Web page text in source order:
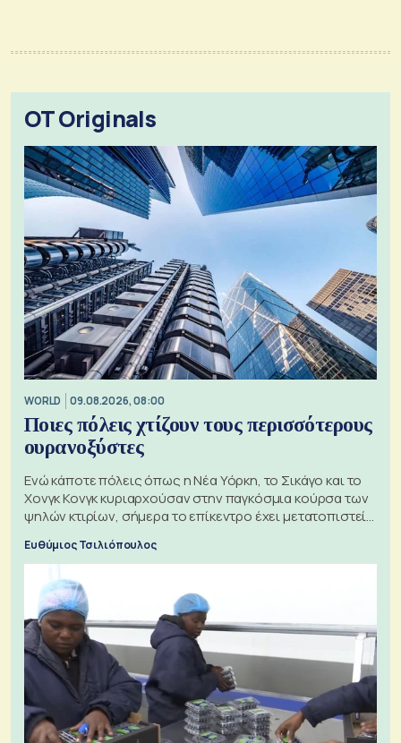
OT Originals
WORLD 09.08.2026, 08:00
Ποιες πόλεις χτίζουν τους περισσότερους
ουρανοξύστες
Ενώ κάποτε πόλεις όπως η Νέα Υόρκη, το Σικάγο και το
Χονγκ Κονγκ κυριαρχούσαν στην παγκόσμια κούρσα των
ψηλών κτιρίων, σήμερα το επίκεντρο έχει μετατοπιστεί
Ευθύμιος Τσιλιόπουλος